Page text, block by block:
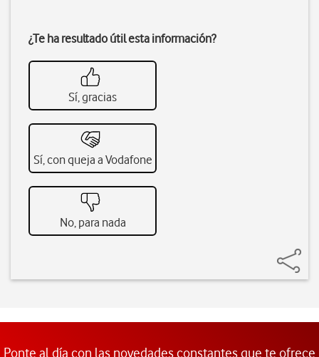
¿Te ha resultado útil esta información?
Sí, gracias
Sí, con queja a Vodafone
No, para nada
Ponte al día con las novedades constantes que te ofrece